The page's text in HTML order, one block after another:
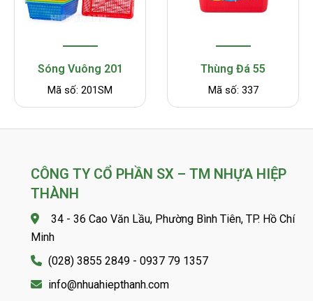
Sóng Vuông 201
Mã số: 201SM
Thùng Đá 55
Mã số: 337
CÔNG TY CỔ PHẦN SX – TM NHỰA HIỆP
THÀNH
34 - 36 Cao Văn Lầu, Phường Bình Tiên, TP. Hồ Chí
Minh
(028) 3855 2849 - 0937 79 1357
info@nhuahiepthanh.com